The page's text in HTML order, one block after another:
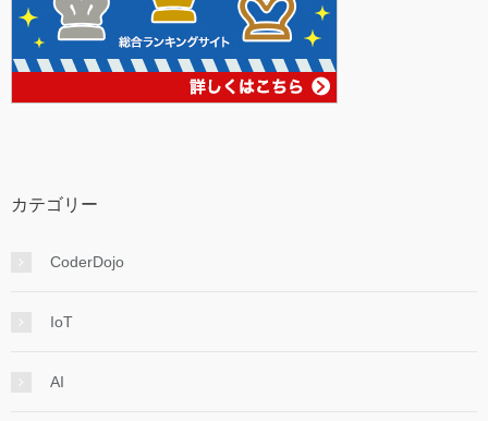
カテゴリー
CoderDojo
IoT
AI